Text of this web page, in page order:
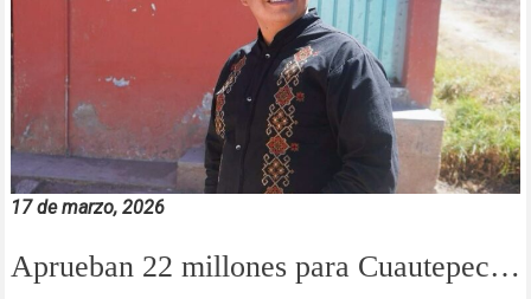
17 de marzo, 2026
Aprueban 22 millones para Cuautepec…